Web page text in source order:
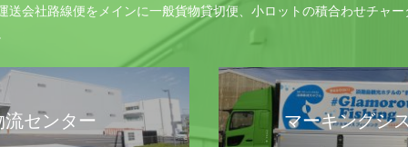
送会社路線便をメインに一般貨物貸切便、小ロットの積合わせチャ
センター マーキングシ